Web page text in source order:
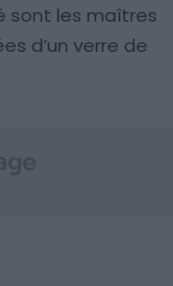
sont les maîtres
d’un verre de